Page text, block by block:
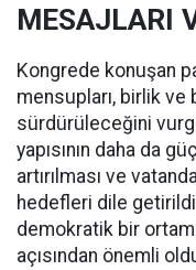
MESAJLARI
Kongrede konuşan
mensupları, birlik ve
sürdürüleceğini
yapısının daha da
artırılması ve
hedefleri dile
demokratik bir
açısından önemli